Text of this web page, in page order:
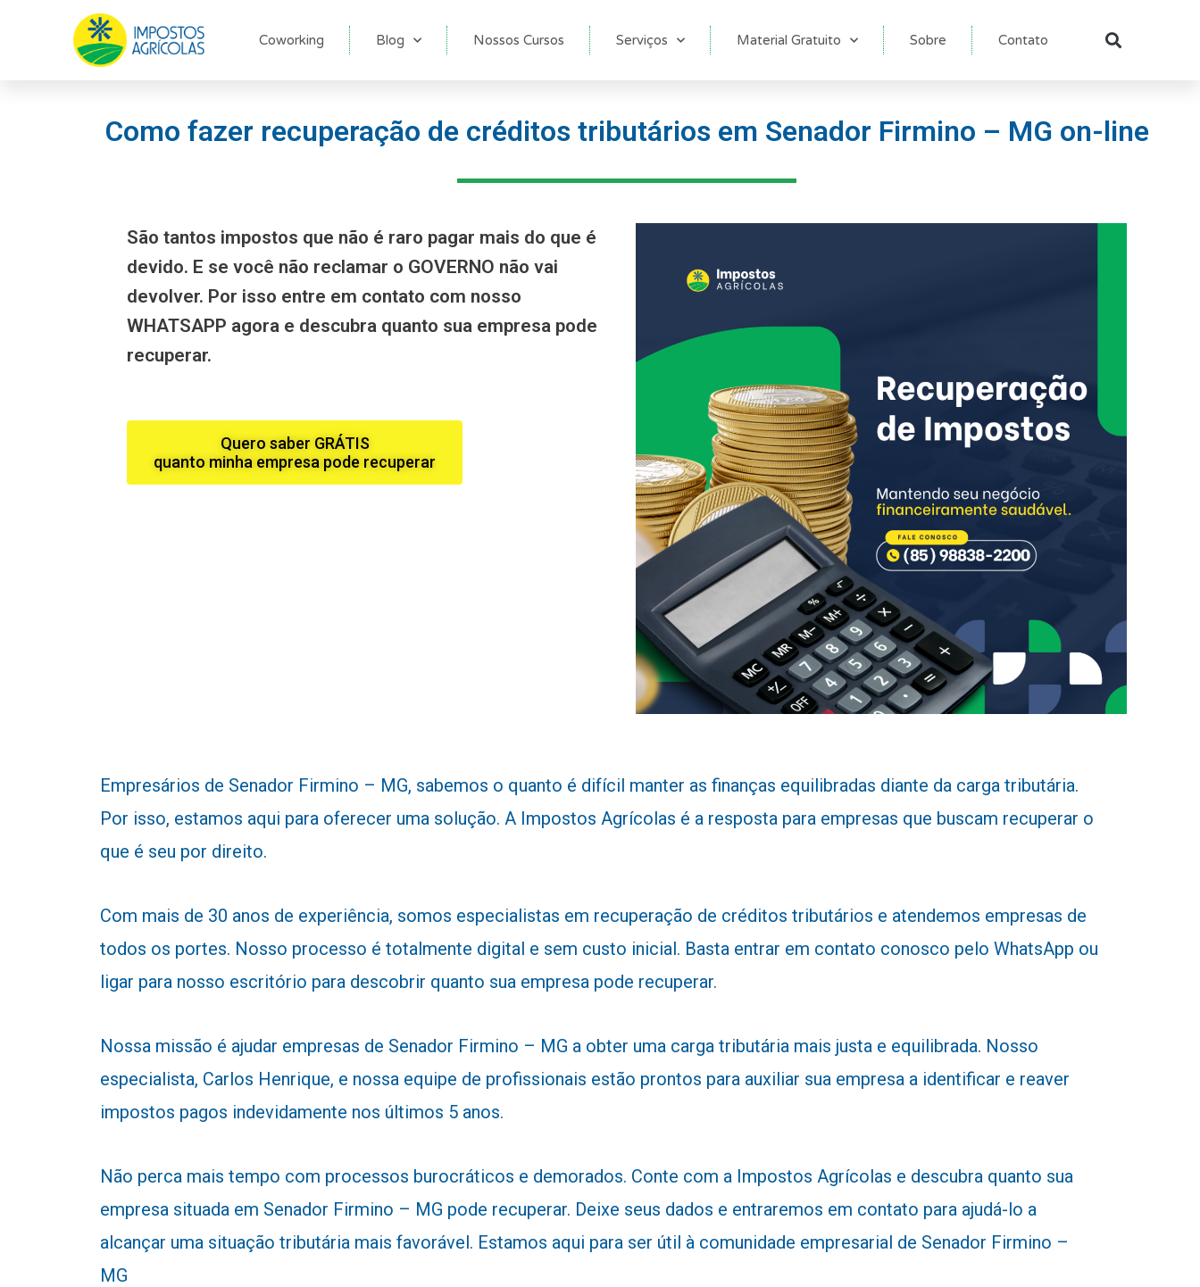
Coworking Blog Nossos Cursos Serviços Material Gratuito Sobre Contato
Como fazer recuperação de créditos tributários em Senador Firmino – MG on-line
São tantos impostos que não é raro pagar mais do que é
devido. E se você não reclamar o GOVERNO não vai
devolver. Por isso entre em contato com nosso
WHATSAPP agora e descubra quanto sua empresa pode
recuperar.
Quero saber GRÁTIS
quanto minha empresa pode recuperar
Empresários de Senador Firmino – MG, sabemos o quanto é difícil manter as finanças equilibradas diante da carga tributária.
Por isso, estamos aqui para oferecer uma solução. A Impostos Agrícolas é a resposta para empresas que buscam recuperar o
que é seu por direito.
Com mais de 30 anos de experiência, somos especialistas em recuperação de créditos tributários e atendemos empresas de
todos os portes. Nosso processo é totalmente digital e sem custo inicial. Basta entrar em contato conosco pelo WhatsApp ou
ligar para nosso escritório para descobrir quanto sua empresa pode recuperar.
Nossa missão é ajudar empresas de Senador Firmino – MG a obter uma carga tributária mais justa e equilibrada. Nosso
especialista, Carlos Henrique, e nossa equipe de profissionais estão prontos para auxiliar sua empresa a identificar e reaver
impostos pagos indevidamente nos últimos 5 anos.
Não perca mais tempo com processos burocráticos e demorados. Conte com a Impostos Agrícolas e descubra quanto sua
empresa situada em Senador Firmino – MG pode recuperar. Deixe seus dados e entraremos em contato para ajudá-lo a
alcançar uma situação tributária mais favorável. Estamos aqui para ser útil à comunidade empresarial de Senador Firmino –
MG